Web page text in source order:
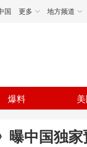
国 更多 地方频道
爆料
曝中国独